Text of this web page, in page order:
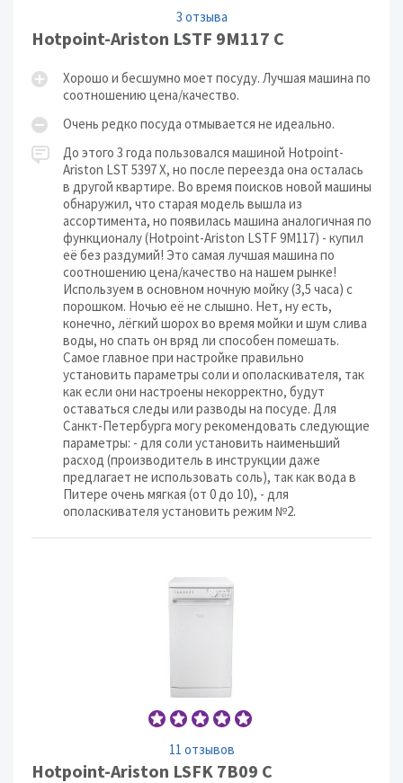
3 отзыва
Hotpoint-Ariston LSTF 9M117 C
Хорошо и бесшумно моет посуду. Лучшая машина по
соотношению цена/качество.
Очень редко посуда отмывается не идеально.
До этого 3 года пользовался машиной Hotpoint-
Ariston LST 5397 X, но после переезда она осталась
в другой квартире. Во время поисков новой машины
обнаружил, что старая модель вышла из
ассортимента, но появилась машина аналогичная по
функционалу (Hotpoint-Ariston LSTF 9M117) - купил
её без раздумий! Это самая лучшая машина по
соотношению цена/качество на нашем рынке!
Используем в основном ночную мойку (3,5 часа) с
порошком. Ночью её не слышно. Нет, ну есть,
конечно, лёгкий шорох во время мойки и шум слива
воды, но спать он вряд ли способен помешать.
Самое главное при настройке правильно
установить параметры соли и ополаскивателя, так
как если они настроены некорректно, будут
оставаться следы или разводы на посуде. Для
Санкт-Петербурга могу рекомендовать следующие
параметры: - для соли установить наименьший
расход (производитель в инструкции даже
предлагает не использовать соль), так как вода в
Питере очень мягкая (от 0 до 10), - для
ополаскивателя установить режим №2.
11 отзывов
Hotpoint-Ariston LSFK 7B09 C